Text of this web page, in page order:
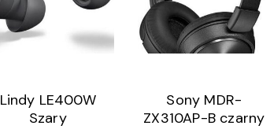
Lindy LE400W
Szary
Sony MDR-
ZX310AP-B czarny